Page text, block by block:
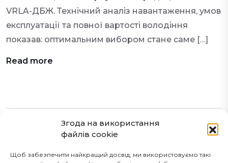
Згода на використання
файлів cookie
Щоб забезпечити найкращий досвід, ми використовуємо такі
VRLA-ДБЖ. Технічний аналіз навантаження, умов
експлуатації та повної вартості володіння
показав: оптимальним вибором стане саме […]
Read more
1 2